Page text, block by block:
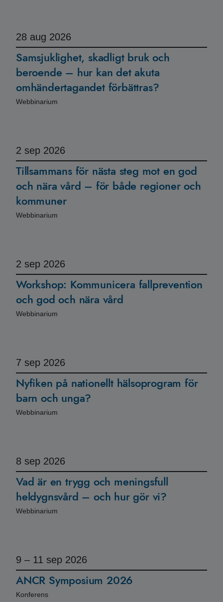
28 aug 2026
Samsjuklighet, skadligt bruk och
beroende – hur kan det akuta
omhändertagandet förbättras?
Webbinarium
2 sep 2026
Tillsammans för nästa steg mot en god
och nära vård – för både regioner och
kommuner
Webbinarium
2 sep 2026
Workshop: Kommunicera fallprevention
och god och nära vård
Webbinarium
7 sep 2026
Nyfiken på nationellt hälsoprogram för
barn och unga?
Webbinarium
8 sep 2026
Vad är en trygg och meningsfull
heldygnsvård – och hur gör vi?
Webbinarium
9 – 11 sep 2026
ANCR Symposium 2026
Konferens